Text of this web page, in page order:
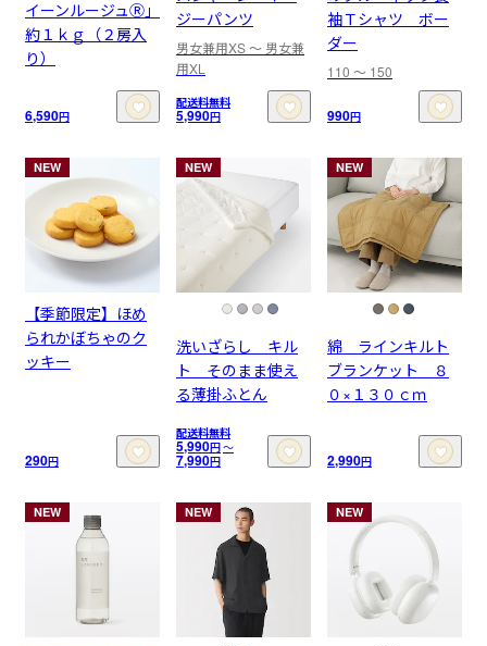
イーンルージュⓇ」
約１ｋｇ（２房入
り）
6,590円
ジーパンツ
男女兼用XS 〜 男女兼
用XL
配送料無料
5,990円
袖Ｔシャツ ボー
ダー
110 〜 150
990円
NEW
【季節限定】ほめ
られかぼちゃのク
ッキー
290円
NEW
洗いざらし キル
ト そのまま使え
る薄掛ふとん
配送料無料
5,990円〜
7,990円
NEW
綿 ラインキルト
ブランケット ８
０×１３０ｃｍ
2,990円
NEW NEW NEW